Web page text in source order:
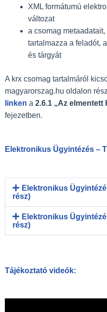
XML formátumú
változat
a csomag
tartalmazza a feladót,
és tárgyát
A krx csomag tartalmáról
magyarorszag.hu oldalon
linken a 2.6.1 „Az elmentett
fejezetben.
Elektronikus Ügyintézés –
Elektronikus
rész)
Elektronikus
rész)
Tájékoztató videók: